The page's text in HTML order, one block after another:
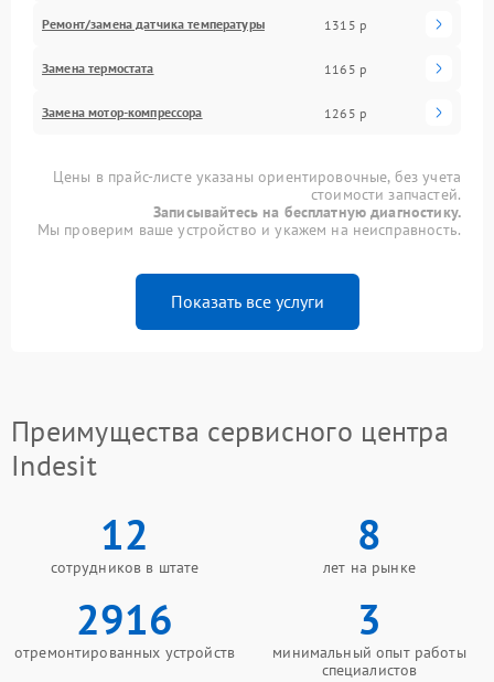
Ремонт/замена датчика температуры 1315 р
Замена термостата 1165 р
Замена мотор-компрессора 1265 р
Цены в прайс-листе указаны ориентировочные, без учета
стоимости запчастей.
Записывайтесь на бесплатную диагностику.
Мы проверим ваше устройство и укажем на неисправность.
Показать все услуги
Преимущества сервисного центра
Indesit
12
сотрудников в штате
8
лет на рынке
2916
отремонтированных устройств
3
минимальный опыт работы
специалистов